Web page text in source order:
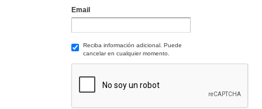
Email
Reciba información adicional. Puede
cancelar en cualquier momento.